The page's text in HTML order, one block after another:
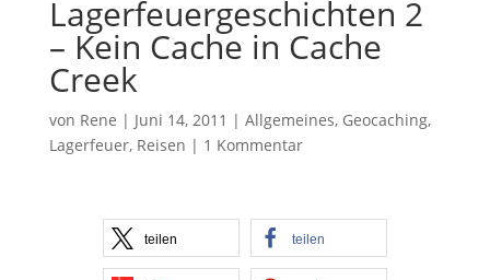
Lagerfeuergeschichten 2
– Kein Cache in Cache
Creek
von Rene | Juni 14, 2011 | Allgemeines, Geocaching,
Lagerfeuer, Reisen | 1 Kommentar
teilen teilen